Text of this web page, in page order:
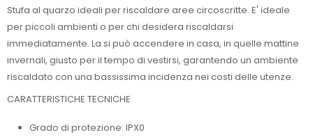
Stufa al quarzo ideali per riscaldare aree circoscritte. E' ideale
per piccoli ambienti o per chi desidera riscaldarsi
immediatamente. La si può accendere in casa, in quelle mattine
invernali, giusto per il tempo di vestirsi, garantendo un ambiente
riscaldato con una bassissima incidenza nei costi delle utenze.
CARATTERISTICHE TECNICHE
Grado di protezione: IPX0